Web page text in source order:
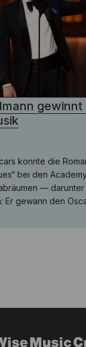
gewinnt
konnte die
bei den
— darunter
Er gewann den